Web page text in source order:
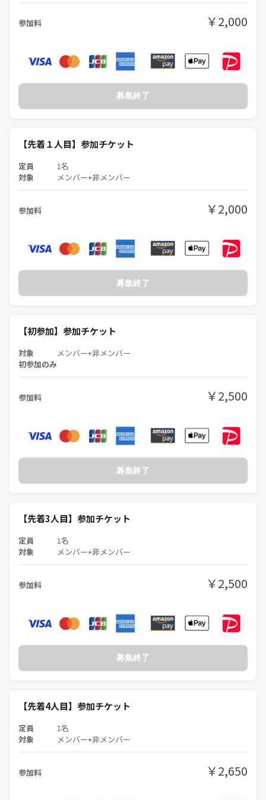
PITMILはボードゲームやマーダーミステリーを『超仲良くなれるツー
い、一体感とかみんなともっと一緒にいたいって思えるような雰囲気を
とてもとても大切にしています。
ティングセンターで遊んだり、、、朝まで飲み屋でオールしたり…
見る人によっては『ガキっぽい』とか『青春ぶってんねぇよ』とか『大
学生かよ』って思われるかもしれません。
でも、友だちをつくるならPITMILは凄くいい環境です。大人になってか
PITMIL大人の本気の友だち作りクラブです。
せっかく会えたんだから
っていう一期一会をなんとなくでも
わかっていただけるなら
ぜひ遊びに来ていただきたいです
⭐PITMILと出会って変わった私の週末⭐
【動画を見てね】
⭐アミがPITMILを紹介します⭐
https://www.youtube.com/watch?v=ozZoU_3B3Yg
⭐PITMILが開催している6つのイベント⭐
❓よくある質問🙋
→はい、飲む人は3割くらいです
→はい、逆に初心者じゃないとPITMILの雰囲気にマッチしないと思いま
→はい、ほとんどは女性1人参加者です
→はい、せっかくなので出身と趣味は共有して話の話題にしてもらいた
❻人見知りでも大丈夫ですか？
→はい、マーダーミステリーやボードゲームは人見知りでも遊べる最強
のゲームです、特にPITMILは人とお話しするタイプのゲームを中心に扱
っています
参加料 ￥2,000
募集終了
【先着１人目】参加チケット
定員 1名
対象 メンバー+非メンバー
参加料 ￥2,000
募集終了
【初参加】参加チケット
対象 メンバー+非メンバー
初参加のみ
参加料 ￥2,500
募集終了
【先着3人目】参加チケット
定員 1名
対象 メンバー+非メンバー
参加料 ￥2,500
募集終了
【先着4人目】参加チケット
定員 1名
対象 メンバー+非メンバー
参加料 ￥2,650